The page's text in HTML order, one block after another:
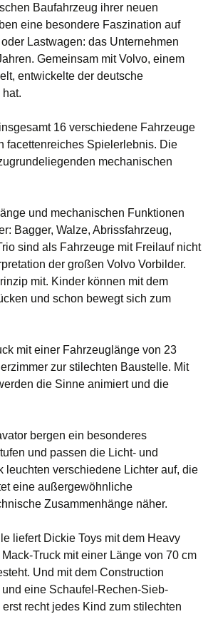
Baufahrzeug ihrer neuen
eine besondere Faszination auf
Lastwagen: das Unternehmen
Gemeinsam mit Volvo, einem
entwickelte der deutsche
16 verschiedene Fahrzeuge
facettenreiches Spielerlebnis. Die
mechanischen
und mechanischen Funktionen
Bagger, Walze, Abrissfahrzeug,
sind als Fahrzeuge mit Freilauf nicht
der großen Volvo Vorbilder.
mit. Kinder können mit dem
und schon bewegt sich zum
mit einer Fahrzeuglänge von 23
zur stilechten Baustelle. Mit
die Sinne animiert und die
bergen ein besonderes
und passen die Licht- und
leuchten verschiedene Lichter auf, die
eine außergewöhnliche
Zusammenhänge näher.
liefert Dickie Toys mit dem Heavy
Truck mit einer Länge von 70 cm
Und mit dem Construction
eine Schaufel-Rechen-Sieb-
recht jedes Kind zum stilechten